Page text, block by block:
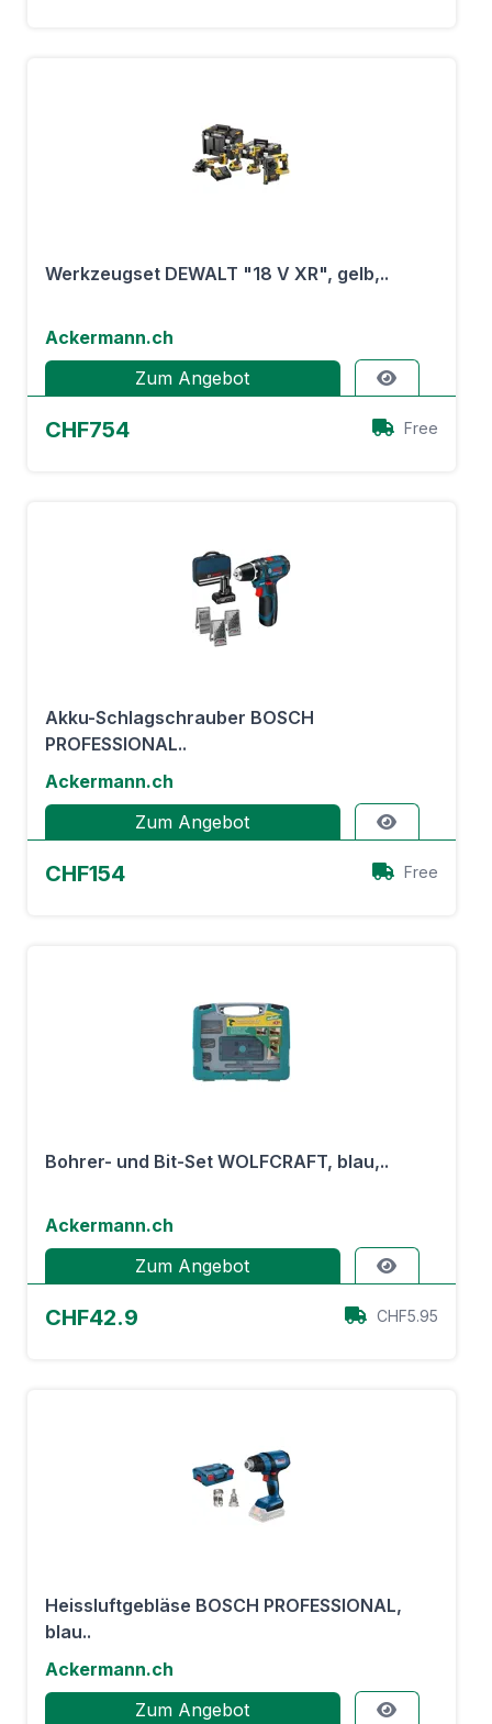
Werkzeugset DEWALT "18 V XR", gelb,..
Ackermann.ch
Zum Angebot
CHF754 Free
Akku-Schlagschrauber BOSCH
PROFESSIONAL..
Ackermann.ch
Zum Angebot
CHF154 Free
Bohrer- und Bit-Set WOLFCRAFT, blau,..
Ackermann.ch
Zum Angebot
CHF42.9 CHF5.95
Heissluftgebläse BOSCH PROFESSIONAL,
blau..
Ackermann.ch
Zum Angebot